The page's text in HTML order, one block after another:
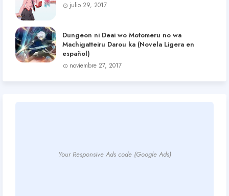
julio 29, 2017
Dungeon ni Deai wo Motomeru no wa
Machigatteiru Darou ka (Novela Ligera en
español)
noviembre 27, 2017
Your Responsive Ads code (Google Ads)